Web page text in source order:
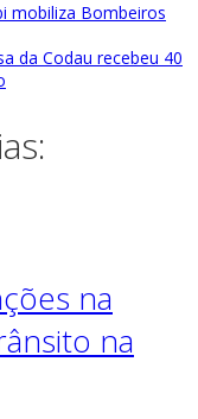
mobiliza Bombeiros
da Codau recebeu 40
na
na